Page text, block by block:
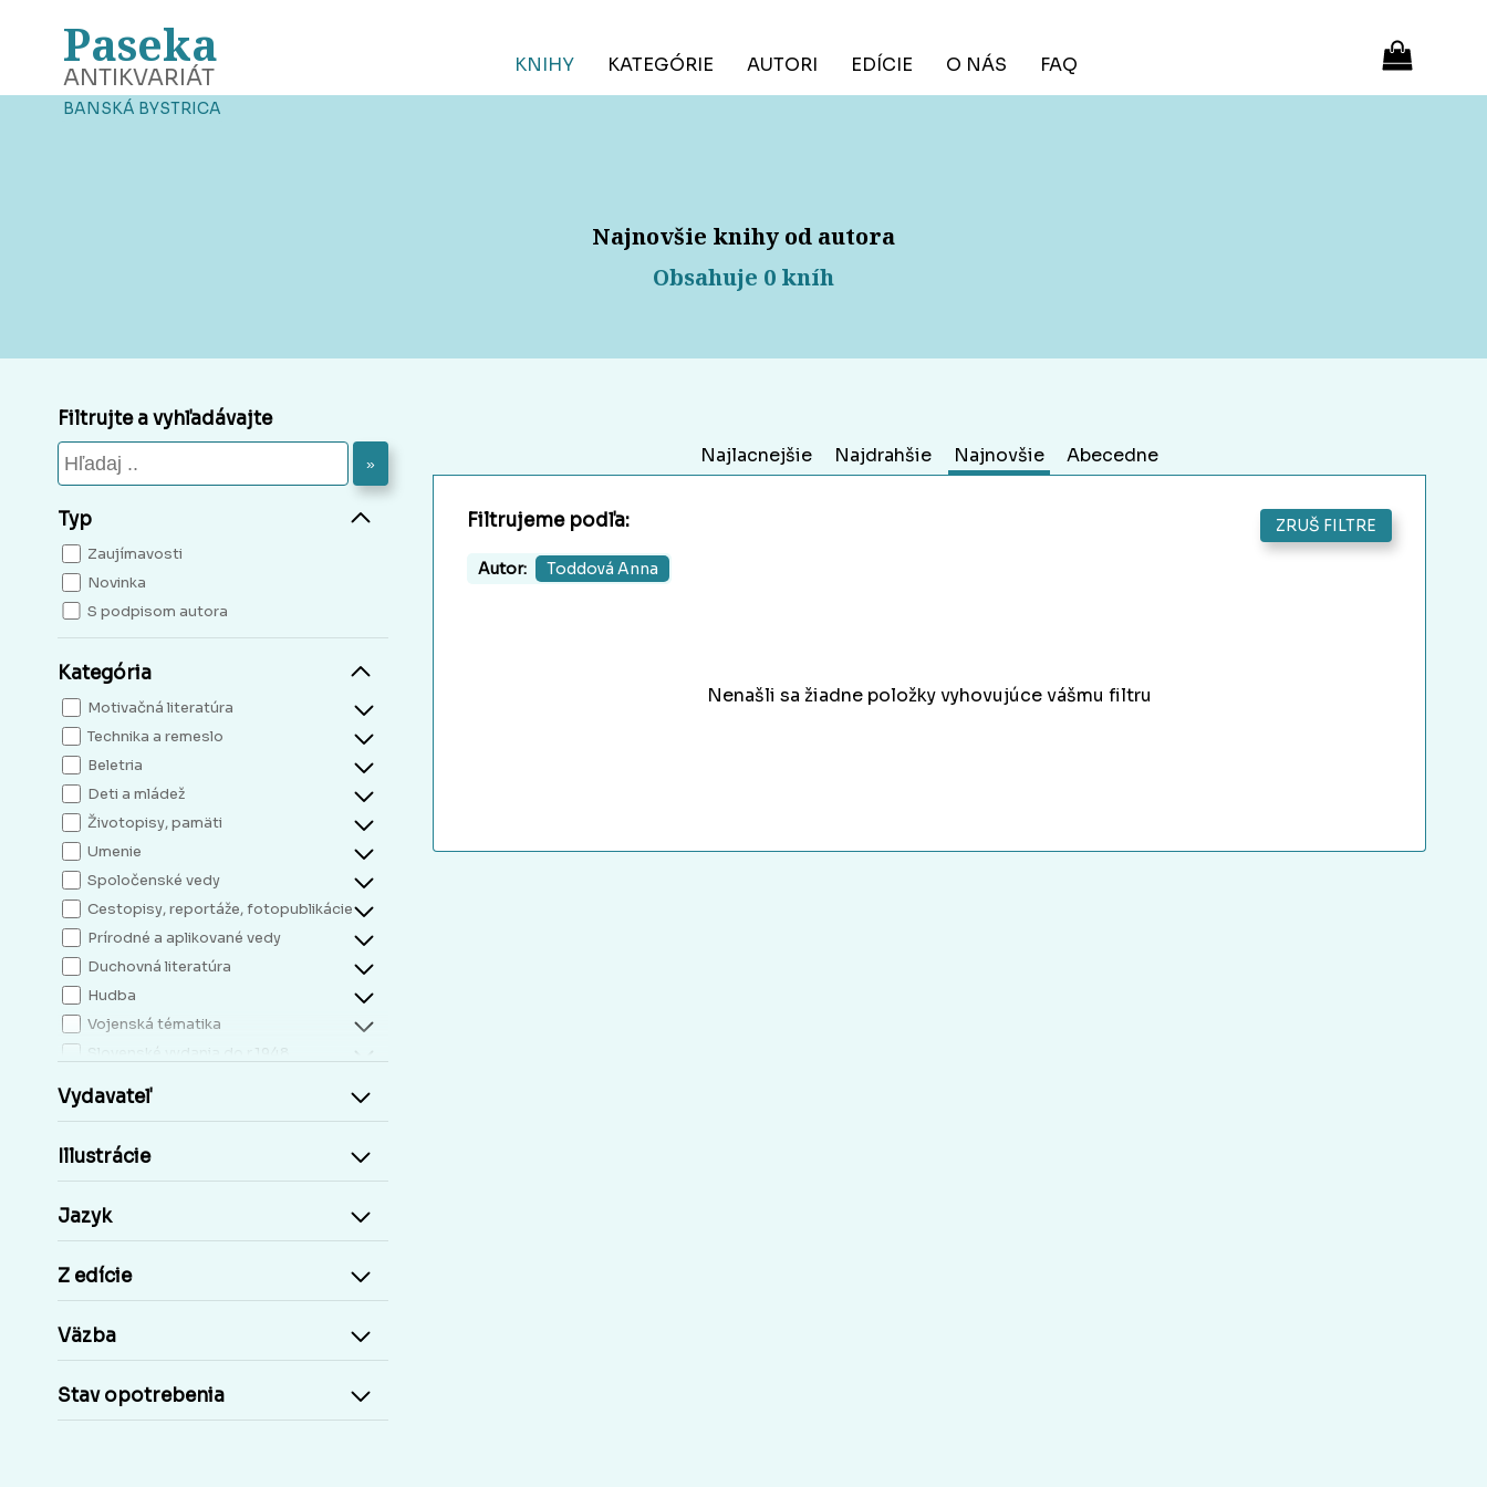
Paseka
ANTIKVARIÁT
BANSKÁ BYSTRICA
KNIHY KATEGÓRIE AUTORI EDÍCIE O NÁS FAQ
Najnovšie knihy od autora
Obsahuje 0 kníh
Filtrujte a vyhľadávajte
»
Typ
Zaujímavosti
Novinka
S podpisom autora
Kategória
Motivačná literatúra
Technika a remeslo
Beletria
Deti a mládež
Životopisy, pamäti
Umenie
Spoločenské vedy
Cestopisy, reportáže, fotopublikácie
Prírodné a aplikované vedy
Duchovná literatúra
Hudba
Vojenská tématika
Slovenské vydania do r.1948
Kresťanská literatúra
Príroda a človek
Cudzie jazyky, učebnice a slovníky
Učebnice základná škola
Staré tlače, Early prints
Časopisy a noviny
Vydavateľ
Illustrácie
Jazyk
Z edície
Väzba
Stav opotrebenia
Najlacnejšie Najdrahšie Najnovšie Abecedne
Filtrujeme podľa: ZRUŠ FILTRE
Autor: Toddová Anna
Nenašli sa žiadne položky vyhovujúce vášmu filtru